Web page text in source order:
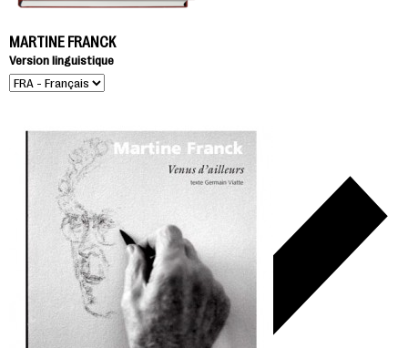
MARTINE FRANCK
Version linguistique